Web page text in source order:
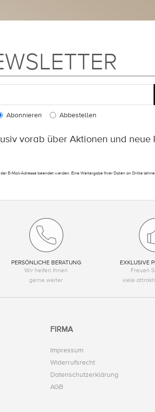
Abonnieren Abbestellen
vorab über Aktionen und neue
E-Mail-Adresse beendet werden. Eine Weitergabe Ihrer Daten an Dritte
PERSÖNLICHE BERATUNG
Wir helfen Ihnen
gerne weiter
EXKLUSIVE
Freuen
viele
FIRMA
Impressum
Widerrufsrecht
Datenschutzerklärung
AGB